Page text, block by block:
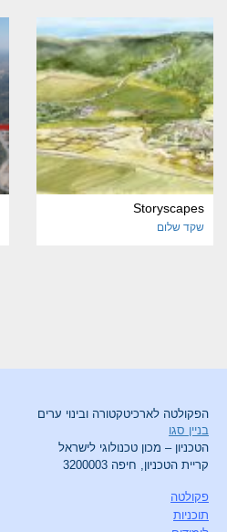
Storyscapes
שקד שלום
הפקולטה לארכיטקטורה ובינוי ערים
בניין סגו
הטכניון – מכון טכנולוגי לישראל
קריית הטכניון, חיפה 3200003
פקולטה
תוכניות